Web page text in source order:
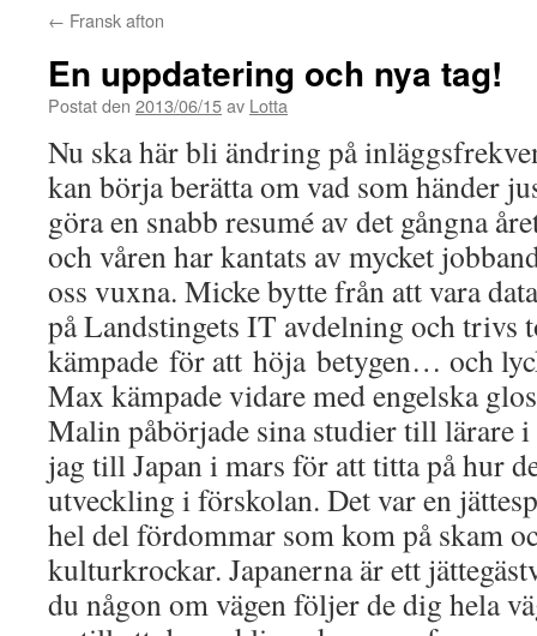
← Fransk afton
En uppdatering och nya tag!
Postat den 2013/06/15av Lotta
Nu ska här bli ändring på
kan börja berätta om vad som händer
göra en snabb resumé av det gångna
och våren har kantats av mycket
oss vuxna. Micke bytte från att vara
på Landstingets IT avdelning och trivs
kämpade för att höja betygen… och
Max kämpade vidare med engelska
Malin påbörjade sina studier till lärare
jag till Japan i mars för att titta på hur
utveckling i förskolan. Det var en
hel del fördommar som kom på skam
kulturkrockar. Japanerna är ett
du någon om vägen följer de dig hela